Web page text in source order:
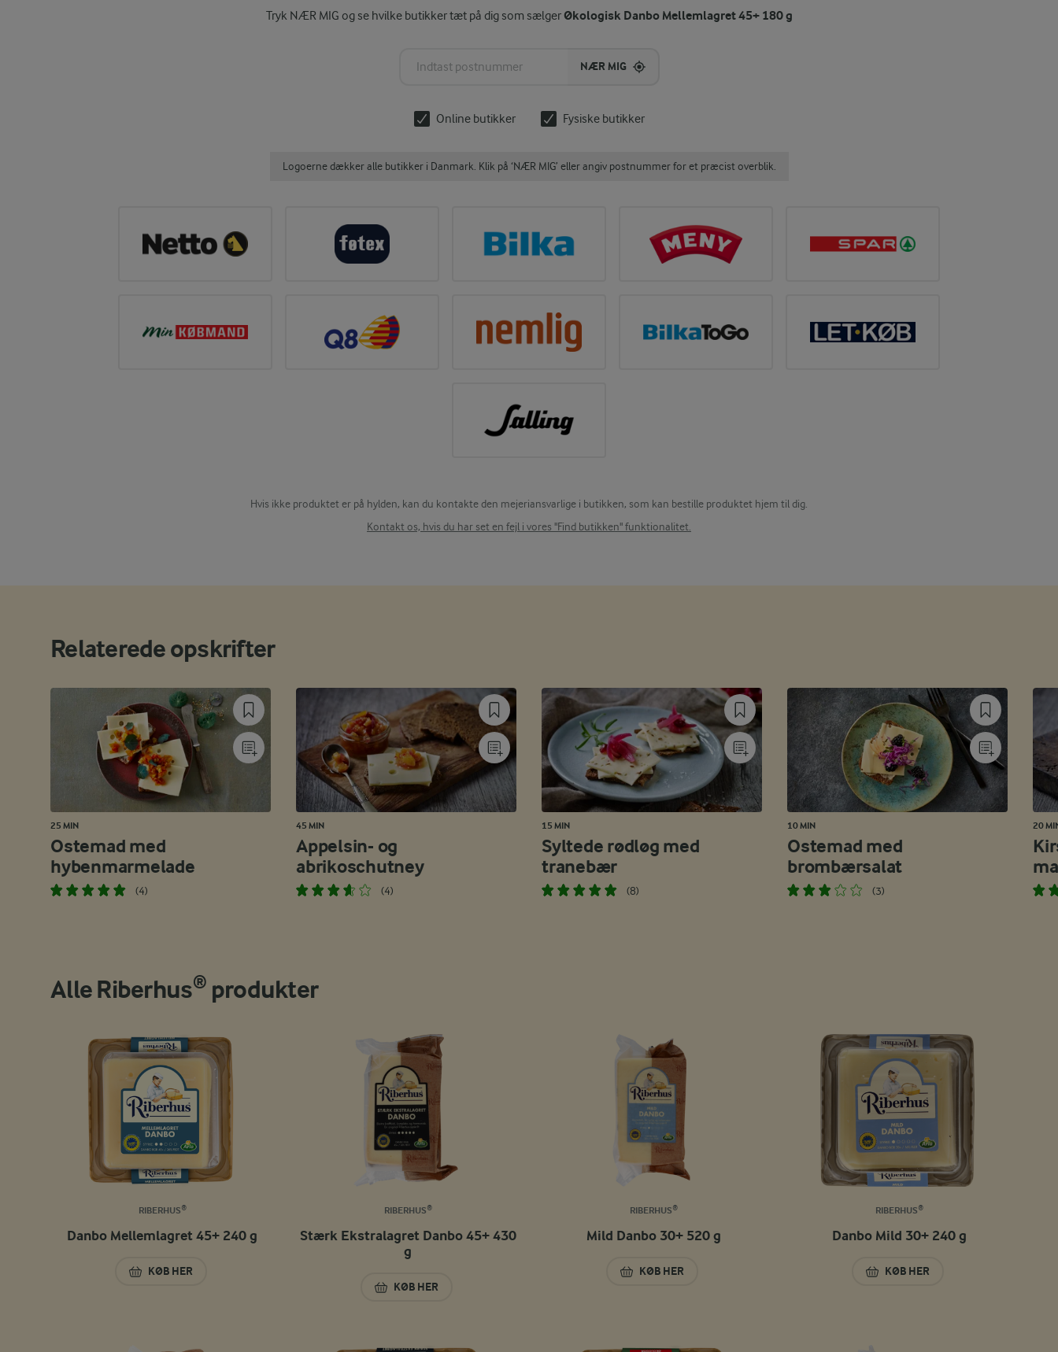
Tryk NÆR MIG og se hvilke butikker tæt på dig som sælgerØkologisk Danbo Mellemlagret 45+ 180 g
NÆR MIG
Online butikker Fysiske butikker
Logoerne dækker alle butikker i Danmark. Klik på ‘NÆR MIG’ eller angiv postnummer for et præcist overblik.
Hvis ikke produktet er på hylden, kan du kontakte den mejeriansvarlige i butikken, som kan bestille produktet hjem til dig.
Kontakt os, hvis du har set en fejl i vores "Find butikken" funktionalitet.
Relaterede opskrifter
25 MIN
Ostemad med
hybenmarmelade
(4)
45 MIN
Appelsin- og
abrikoschutney
(4)
15 MIN
Syltede rødløg med
tranebær
(8)
10 MIN
Ostemad med
brombærsalat
(3)
20
Alle Riberhus® produkter
RIBERHUS®
Danbo Mellemlagret 45+ 240 g
KØB HER
DANBO MELLEMLAGRET 45+ 240 G
RIBERHUS®
Stærk Ekstralagret Danbo 45+ 430
g
KØB HER
STÆRK EKSTRALAGRET DANBO 45+ 430 G
RIBERHUS®
Mild Danbo 30+ 520 g
KØB HER
MILD DANBO 30+ 520 G
RIBERHUS®
Danbo Mild 30+ 240 g
KØB HER
DANBO MILD 30+ 240 G